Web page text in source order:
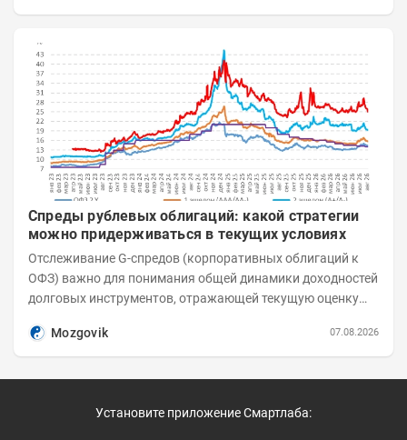
Спреды рублевых облигаций: какой стратегии
можно придерживаться в текущих условиях
Отслеживание G-спредов (корпоративных облигаций к
ОФЗ) важно для понимания общей динамики доходностей
долговых инструментов, отражающей текущую оценку
Mozgovik
07.08.2026
Установите приложение Смартлаба: